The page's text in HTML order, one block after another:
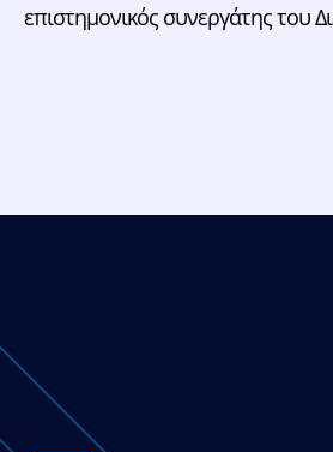
επιστημονικός συνεργάτης του